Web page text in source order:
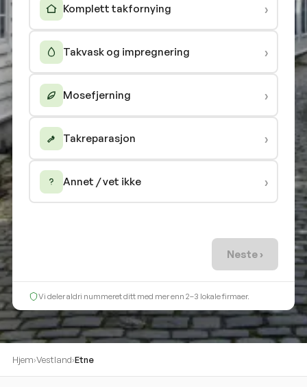
Komplett takfornying ›
Takvask og impregnering ›
Mosefjerning ›
Takreparasjon ›
Annet / vet ikke ›
Neste ›
Vi deler aldri nummeret ditt med mer enn 2–3 lokale firmaer.
Hjem›Vestland›Etne